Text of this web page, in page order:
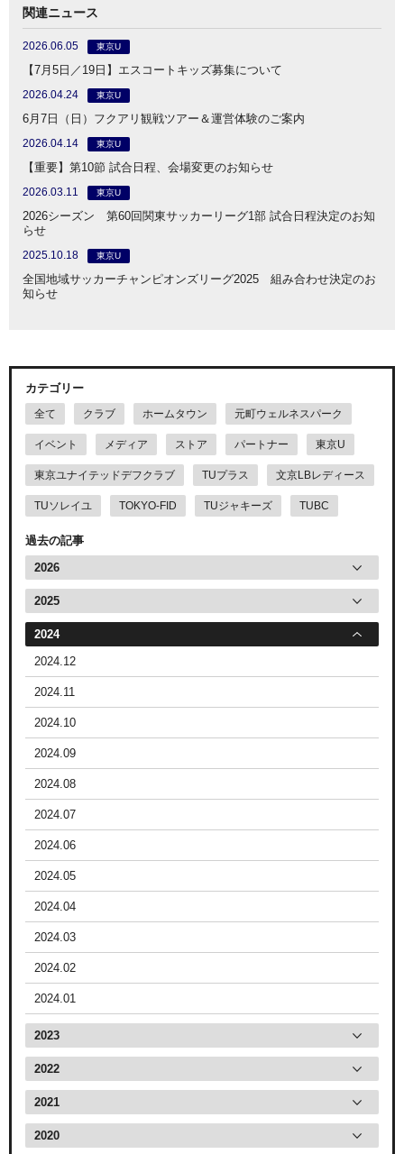
関連ニュース
2026.06.05 東京U
【7月5日／19日】エスコートキッズ募集について
2026.04.24 東京U
6月7日（日）フクアリ観戦ツアー＆運営体験のご案内
2026.04.14 東京U
【重要】第10節 試合日程、会場変更のお知らせ
2026.03.11 東京U
2026シーズン 第60回関東サッカーリーグ1部 試合日程決定のお知
らせ
2025.10.18 東京U
全国地域サッカーチャンピオンズリーグ2025 組み合わせ決定のお
知らせ
カテゴリー
全て クラブ ホームタウン 元町ウェルネスパーク
イベント メディア ストア パートナー 東京U
東京ユナイテッドデフクラブ TUプラス 文京LBレディース
TUソレイユ TOKYO-FID TUジャキーズ TUBC
過去の記事
2026
2025
2024
2024.12
2024.11
2024.10
2024.09
2024.08
2024.07
2024.06
2024.05
2024.04
2024.03
2024.02
2024.01
2023
2022
2021
2020